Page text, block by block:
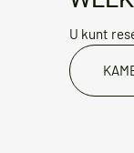
U kunt